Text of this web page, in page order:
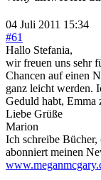
04 Juli 2011 15:34
#61
Hallo Stefania,
wir freuen uns sehr
Chancen auf einen
ganz leicht werden.
Geduld habt, Emma
Liebe Grüße
Marion
Ich schreibe
abonniert meinen